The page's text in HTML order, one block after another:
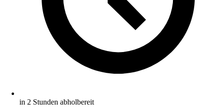
in 2 Stunden abholbereit